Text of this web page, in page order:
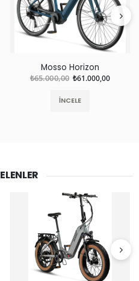
Mosso Horizon
₺65.000,00 ₺61.000,00
İNCELE